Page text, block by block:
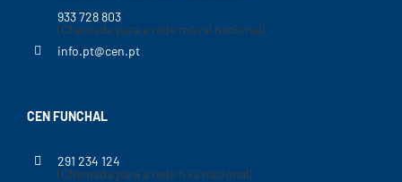
933 728 803
(Chamada para a rede móvel nacional)
info.pt@cen.pt
CEN FUNCHAL
291 234 124
(Chamada para a rede fixa nacional)